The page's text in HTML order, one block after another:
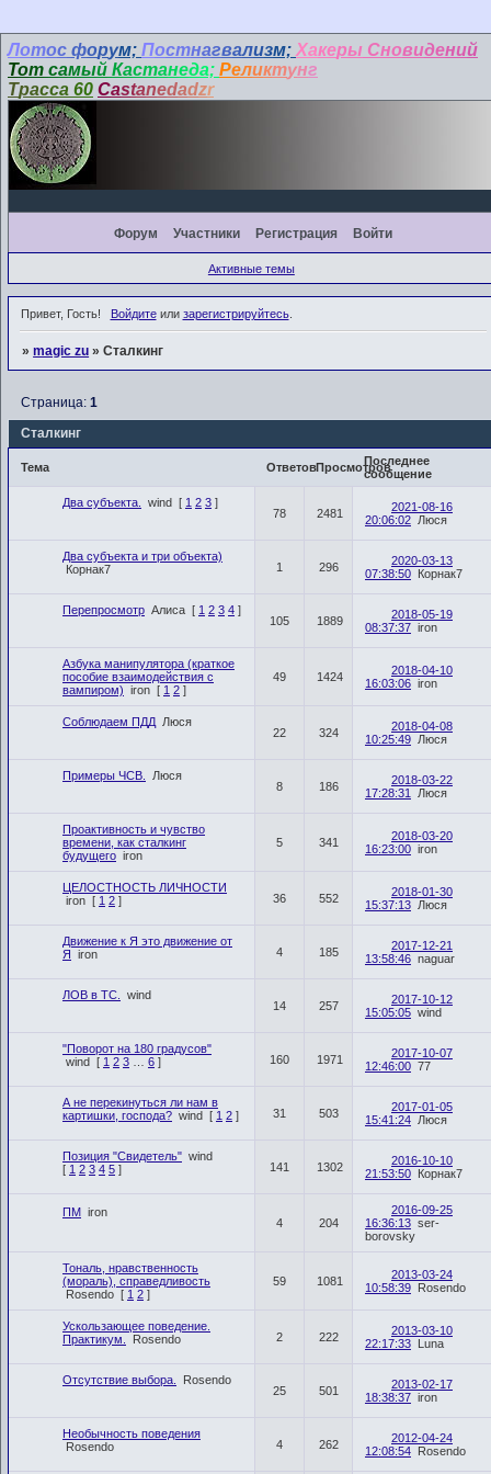
Лотос форум; Постнагвализм; Хакеры Сновидений
Тот самый Кастанеда; Реликтунг
Трасса 60 Castanedadzr
Форум Участники Регистрация Войти
Активные темы
Привет, Гость! Войдитеили зарегистрируйтесь.
»magic zu »Сталкинг
Сталкинг
Страница:1
Тема ОтветовПросмотровПоследнее
сообщение
Два субъекта. wind [ 1 2 3 ]
78
2481
2021-08-16
20:06:02 Люся
Два субъекта и три объекта)
Корнак7
1 296
2020-03-13
07:38:50 Корнак7
Перепросмотр Алиса [ 1 2 3 4 ]
105
1889
2018-05-19
08:37:37 iron
Азбука манипулятора (краткое
пособие взаимодействия с
вампиром) iron [ 1 2 ]
49 1424
2018-04-10
16:03:06 iron
Соблюдаем ПДД Люся
22
324
2018-04-08
10:25:49 Люся
Примеры ЧСВ.
Люся
8
186
2018-03-22
17:28:31
Люся
Проактивность и чувство
времени, как сталкинг
будущего iron
5 341
2018-03-20
16:23:00 iron
ЦЕЛОСТНОСТЬ ЛИЧНОСТИ
iron [ 1 2 ] 36 552
2018-01-30
15:37:13 Люся
Движение к Я это движение от
Я iron 4 185
2017-12-21
13:58:46 naguar
ЛОВ в ТС.
wind
14
257
2017-10-12
15:05:05 wind
"Поворот на 180 градусов"
wind [ 1 2 3 6 ] 160 1971
2017-10-07
12:46:00 77
А не перекинуться ли нам в
картишки, господа? wind [ 1 2 ] 31 503
2017-01-05
15:41:24 Люся
Позиция "Свидетель" wind
[ 1 2 3 4 5 ] 141 1302
2016-10-10
21:53:50 Корнак7
ПМ iron
4
204
2016-09-25
16:36:13 ser-
borovsky
Тональ, нравственность
(мораль), справедливость
Rosendo [ 1 2 ]
59 1081
2013-03-24
10:58:39 Rosendo
Ускользающее поведение.
Практикум.
Rosendo 2 222
2013-03-10
22:17:33 Luna
Отсутствие выбора.
Rosendo
25
501
2013-02-17
18:38:37 iron
Необычность поведения
Rosendo
4 262
2012-04-24
12:08:54 Rosendo